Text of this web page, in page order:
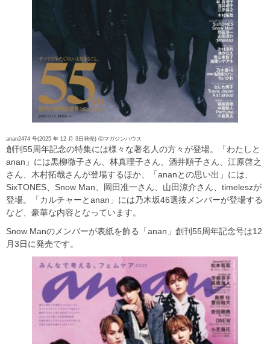
anan2474 号(2025 年 12 月 3日発売) Ⓒマガジンハウス
創刊55周年記念の特集には様々な著名人の方々が登場。「わたしと
anan」には黒柳徹子さん、林真理子さん、酒井順子さん、江原啓之
さん、木村拓哉さんが登場するほか、「ananとの思い出」には、
SixTONES、Snow Man、岡田准一さん、山田涼介さん、timeleszが
登場。「カルチャーとanan」には乃木坂46選抜メンバーが登場する
など、豪華な内容となっています。
Snow Manのメンバーが表紙を飾る「anan」創刊55周年記念号は12
月3日に発売です。